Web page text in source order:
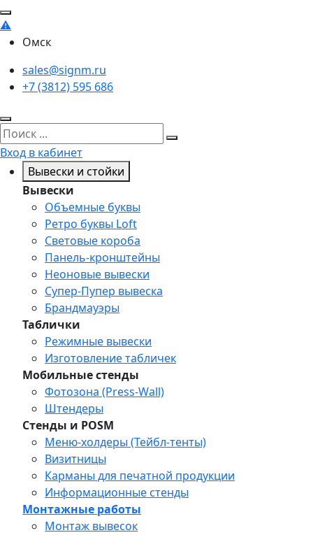
Омск
sales@signm.ru
+7 (3812) 595 686
Вход в кабинет
Вывески и стойки
Вывески
Объемные буквы
Ретро буквы Loft
Световые короба
Панель-кронштейны
Неоновые вывески
Супер-Пупер вывеска
Брандмауэры
Таблички
Режимные вывески
Изготовление табличек
Мобильные стенды
Фотозона (Press-Wall)
Штендеры
Стенды и POSM
Меню-холдеры (Тейбл-тенты)
Визитницы
Карманы для печатной продукции
Информационные стенды
Монтажные работы
Монтаж вывесок